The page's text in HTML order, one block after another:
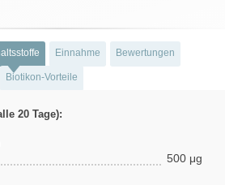
Einnahme Bewertungen
Biotikon-Vorteile
20 Tage):
500 μg